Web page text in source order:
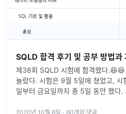
SQLD 합격 후기 및 공부 방법과
제38회 SQLD 시험에 합격했다
놀랐다. 시험은 9월 5일에 쳤었고, 시
일부터 금요일까지 총 5일 동안 했다
2020년 10월 6일 · 60개의 댓글